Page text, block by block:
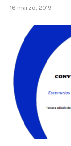
16 marzo, 2019